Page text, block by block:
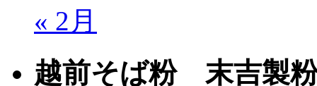
« 2月
越前そば粉 末吉製